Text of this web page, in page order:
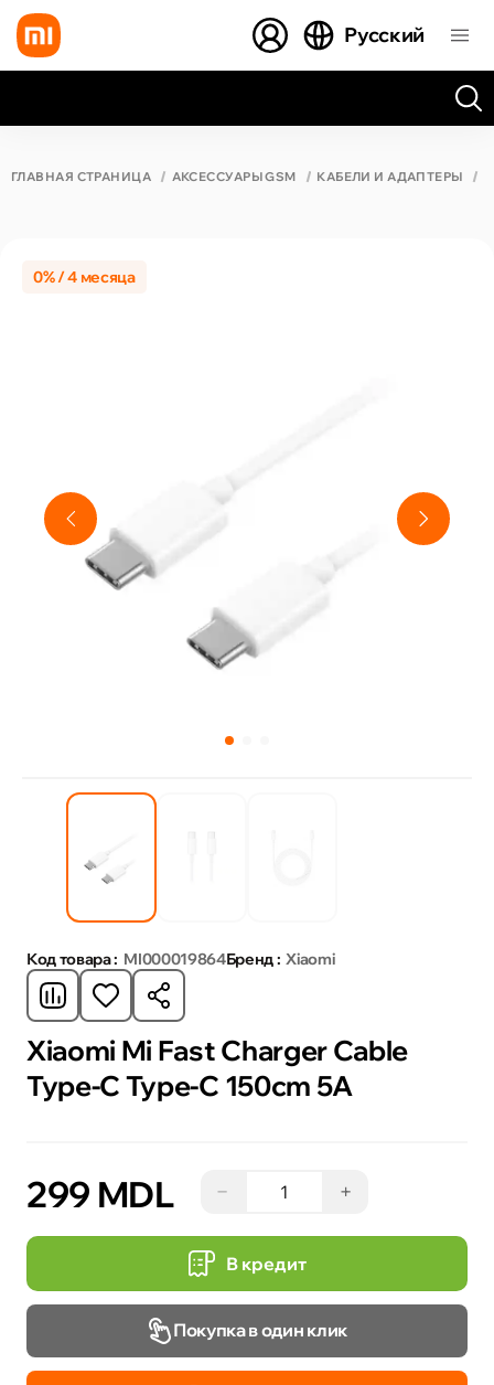
Русский
ГЛАВНАЯ СТРАНИЦА АКСЕССУАРЫ GSM КАБЕЛИ И АДАПТЕРЫ
0% / 4 месяца
Код товара : MI000019864Бренд : Xiaomi
Xiaomi Mi Fast Charger Cable
Type-C Type-C 150cm 5A
299 MDL − +
В кредит
Покупка в один клик